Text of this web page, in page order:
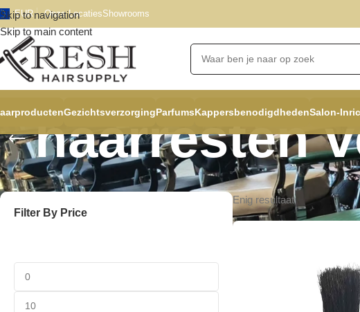
Skip to navigation
Skip to main content
EUR Onze LocatiesShowrooms
GezichtsverzorgingParfumsKappersbenodigdhedenSalon-
haarresten
Filter By Price
Enig resultaat